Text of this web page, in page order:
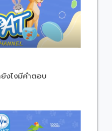
งไงมีคำตอบ